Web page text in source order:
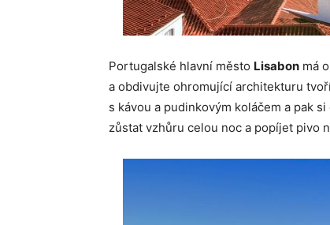
Portugalské hlavní město Lisabon má
a obdivujte ohromující architekturu
s kávou a pudinkovým koláčem a pak
zůstat vzhůru celou noc a popíjet pivo